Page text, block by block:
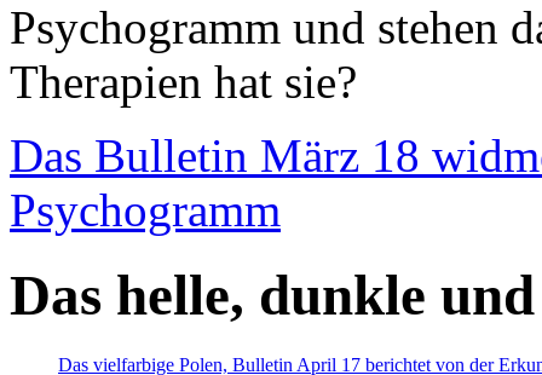
Psychogramm und stehen
Therapien hat sie?
Das Bulletin März 18
Psychogramm
Das helle, dunkle
Das vielfarbige Polen, Bulletin April 17 berichtet von der